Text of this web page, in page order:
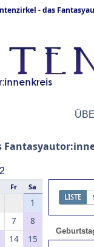
- das
Fr Sa
1
7
8
14
15
LISTE